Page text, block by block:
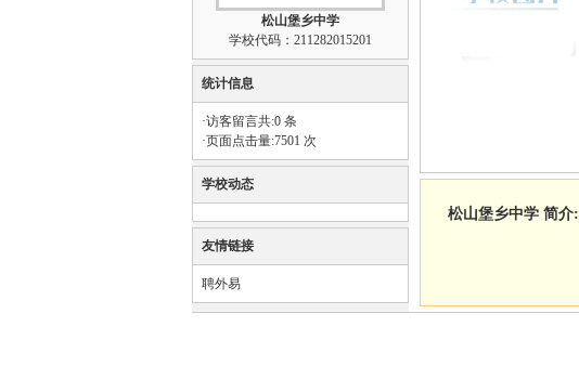
松山堡乡中学
学校代码：211282015201
统计信息
·访客留言共:0 条
·页面点击量:7501 次
学校动态
友情链接
聘外易
松山堡乡中学 简介: